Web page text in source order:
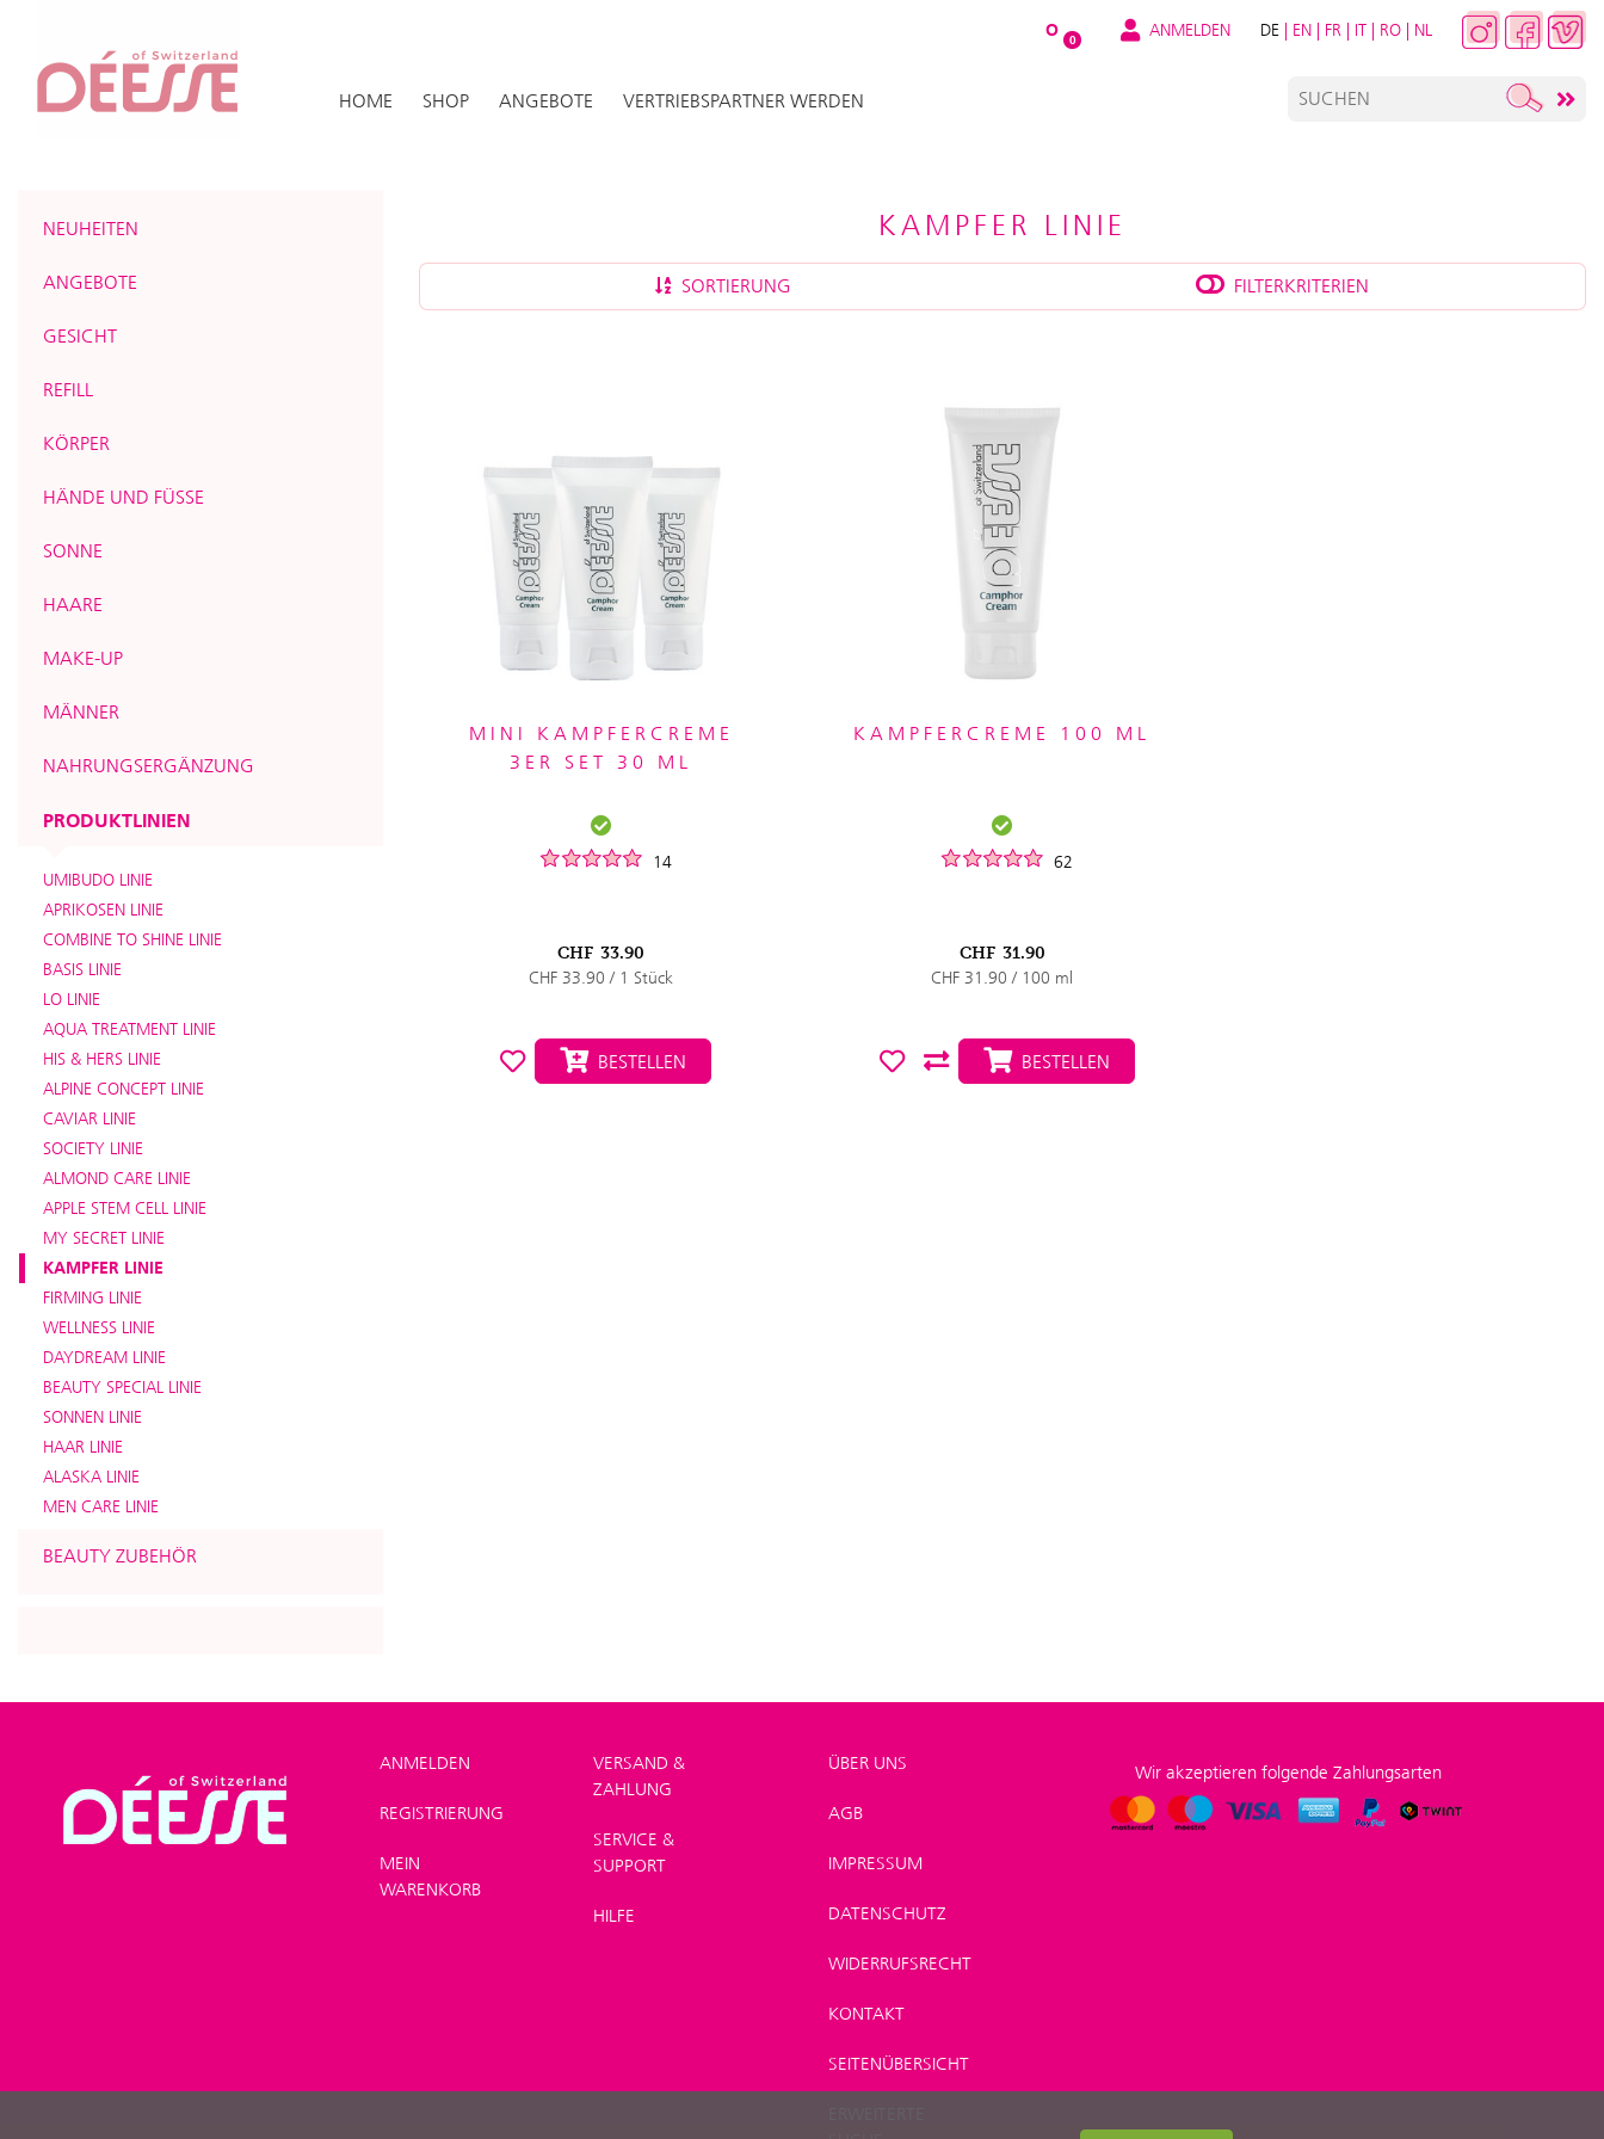
O 0 ANMELDEN DE | EN | FR | IT | RO | NL
HOME SHOP ANGEBOTE VERTRIEBSPARTNER WERDEN
NEUHEITEN
ANGEBOTE
GESICHT
REFILL
KÖRPER
HÄNDE UND FÜSSE
SONNE
HAARE
MAKE-UP
MÄNNER
NAHRUNGSERGÄNZUNG
PRODUKTLINIEN
UMIBUDO LINIE
APRIKOSEN LINIE
COMBINE TO SHINE LINIE
BASIS LINIE
LO LINIE
AQUA TREATMENT LINIE
HIS & HERS LINIE
ALPINE CONCEPT LINIE
CAVIAR LINIE
SOCIETY LINIE
ALMOND CARE LINIE
APPLE STEM CELL LINIE
MY SECRET LINIE
KAMPFER LINIE
FIRMING LINIE
WELLNESS LINIE
DAYDREAM LINIE
BEAUTY SPECIAL LINIE
SONNEN LINIE
HAAR LINIE
ALASKA LINIE
MEN CARE LINIE
BEAUTY ZUBEHÖR
KAMPFER LINIE
SORTIERUNG FILTERKRITERIEN
MINI KAMPFERCREME
3ER SET 30 ML
14
CHF 33.90
CHF 33.90 / 1 Stück
BESTELLEN
KAMPFERCREME 100 ML
62
CHF 31.90
CHF 31.90 / 100 ml
BESTELLEN
ANMELDEN
REGISTRIERUNG
MEIN
WARENKORB
VERSAND &
ZAHLUNG
SERVICE &
SUPPORT
HILFE
ÜBER UNS
AGB
IMPRESSUM
DATENSCHUTZ
WIDERRUFSRECHT
KONTAKT
SEITENÜBERSICHT
Wir akzeptieren folgende Zahlungsarten